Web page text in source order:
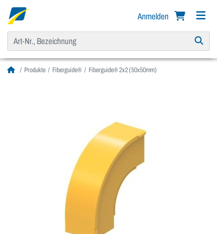
Anmelden
Produkte Fiberguide® Fiberguide® 2x2 (50x50mm)